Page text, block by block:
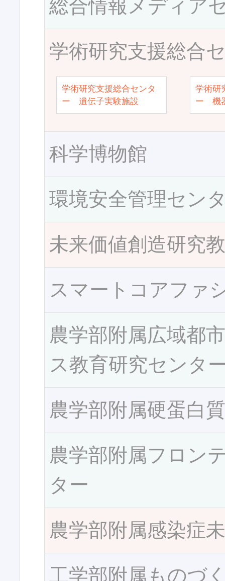
総合情報メディア
学術研究支援総合
学術研究支援総合センタ
ー 遺伝子実験施設
学術研
ー 機
科学博物館
環境安全管理セン
未来価値創造研究
スマートコアファ
農学部附属広域都
ス教育研究センタ
農学部附属硬蛋白
農学部附属フロン
ター
農学部附属感染症
工学部附属ものづ